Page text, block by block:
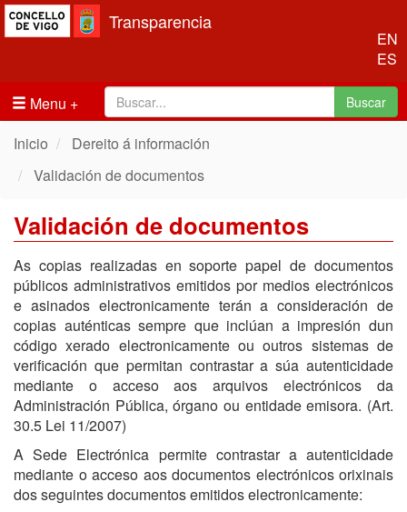
EN
ES
Transparencia
Menu Buscar
Inicio
Dereito á información
Validación de documentos
Validación de documentos
As copias realizadas en soporte papel de documentos
públicos administrativos emitidos por medios electrónicos
e asinados electronicamente terán a consideración de
copias auténticas sempre que inclúan a impresión dun
código xerado electronicamente ou outros sistemas de
verificación que permitan contrastar a súa autenticidade
mediante o acceso aos arquivos electrónicos da
Administración Pública, órgano ou entidade emisora. (Art.
30.5 Lei 11/2007)
A Sede Electrónica permite contrastar a autenticidade
mediante o acceso aos documentos electrónicos orixinais
dos seguintes documentos emitidos electronicamente: